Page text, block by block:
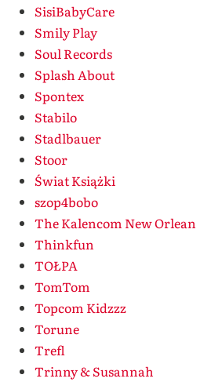
SisiBabyCare
Smily Play
Soul Records
Splash About
Spontex
Stabilo
Stadlbauer
Stoor
Świat Książki
szop4bobo
The Kalencom New Orlean
Thinkfun
TOŁPA
TomTom
Topcom Kidzzz
Torune
Trefl
Trinny & Susannah